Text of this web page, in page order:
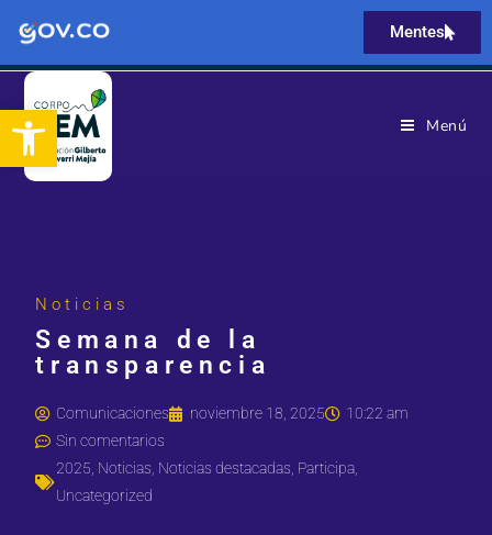
Abrir barra de herramientas
Mentes
Menú
Noticias
Semana de la
transparencia
Comunicaciones noviembre 18, 2025
10:22 am
Sin comentarios
2025, Noticias, Noticias destacadas, Participa,
Uncategorized